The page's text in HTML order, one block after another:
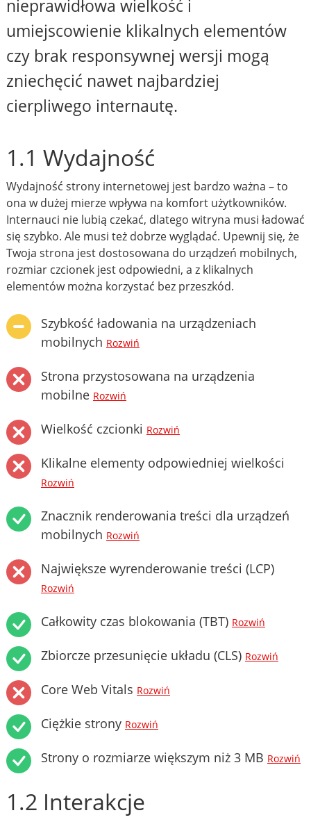
nieprawidłowa wielkość i
umiejscowienie klikalnych elementów
czy brak responsywnej wersji mogą
zniechęcić nawet najbardziej
cierpliwego internautę.
1.1 Wydajność
Wydajność strony internetowej jest bardzo ważna – to
ona w dużej mierze wpływa na komfort użytkowników.
Internauci nie lubią czekać, dlatego witryna musi ładować
się szybko. Ale musi też dobrze wyglądać. Upewnij się, że
Twoja strona jest dostosowana do urządzeń mobilnych,
rozmiar czcionek jest odpowiedni, a z klikalnych
elementów można korzystać bez przeszkód.
Szybkość ładowania na urządzeniach
mobilnych Rozwiń
Strona przystosowana na urządzenia
mobilne Rozwiń
Wielkość czcionki Rozwiń
Klikalne elementy odpowiedniej wielkości
Rozwiń
Znacznik renderowania treści dla urządzeń
mobilnych Rozwiń
Największe wyrenderowanie treści (LCP)
Rozwiń
Całkowity czas blokowania (TBT) Rozwiń
Zbiorcze przesunięcie układu (CLS) Rozwiń
Core Web Vitals Rozwiń
Ciężkie strony Rozwiń
Strony o rozmiarze większym niż 3 MB Rozwiń
1.2 Interakcje